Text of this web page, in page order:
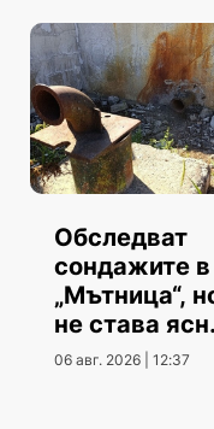
Обследват
сондажите в
„Мътница“,
не става
кога
06 авг. 2026 | 12:37